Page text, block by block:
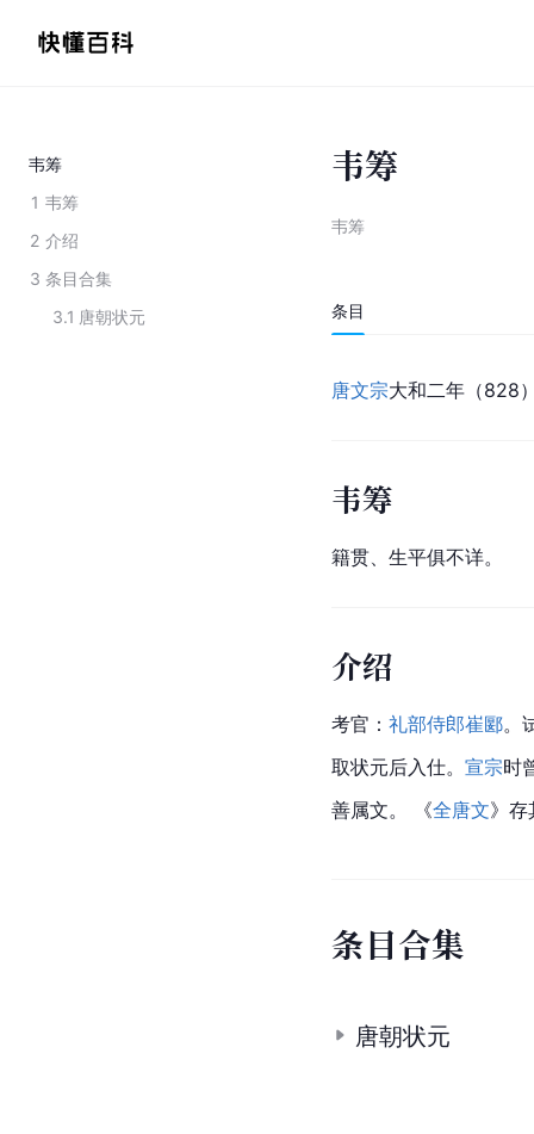
韦筹
1 韦筹
2 介绍
3 条目合集
3.1 唐朝状元
韦筹
韦筹
条目
唐文宗大和二年（828
韦筹
籍贯、生平俱不详。
介绍
考官： 礼部侍郎崔郾。
取状元后入仕。 宣宗时
善属文。 《全唐文》存
条目合集
唐朝状元